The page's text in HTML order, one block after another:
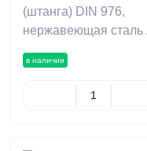
в наличии